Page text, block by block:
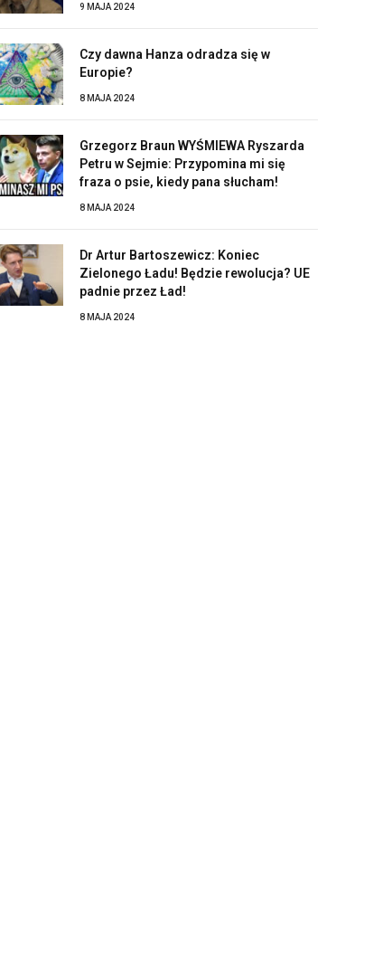
9 MAJA 2024
Czy dawna Hanza odradza się w
Europie?
8 MAJA 2024
Grzegorz Braun WYŚMIEWA Ryszarda
Petru w Sejmie: Przypomina mi się
fraza o psie, kiedy pana słucham!
8 MAJA 2024
Dr Artur Bartoszewicz: Koniec
Zielonego Ładu! Będzie rewolucja? UE
padnie przez Ład!
8 MAJA 2024